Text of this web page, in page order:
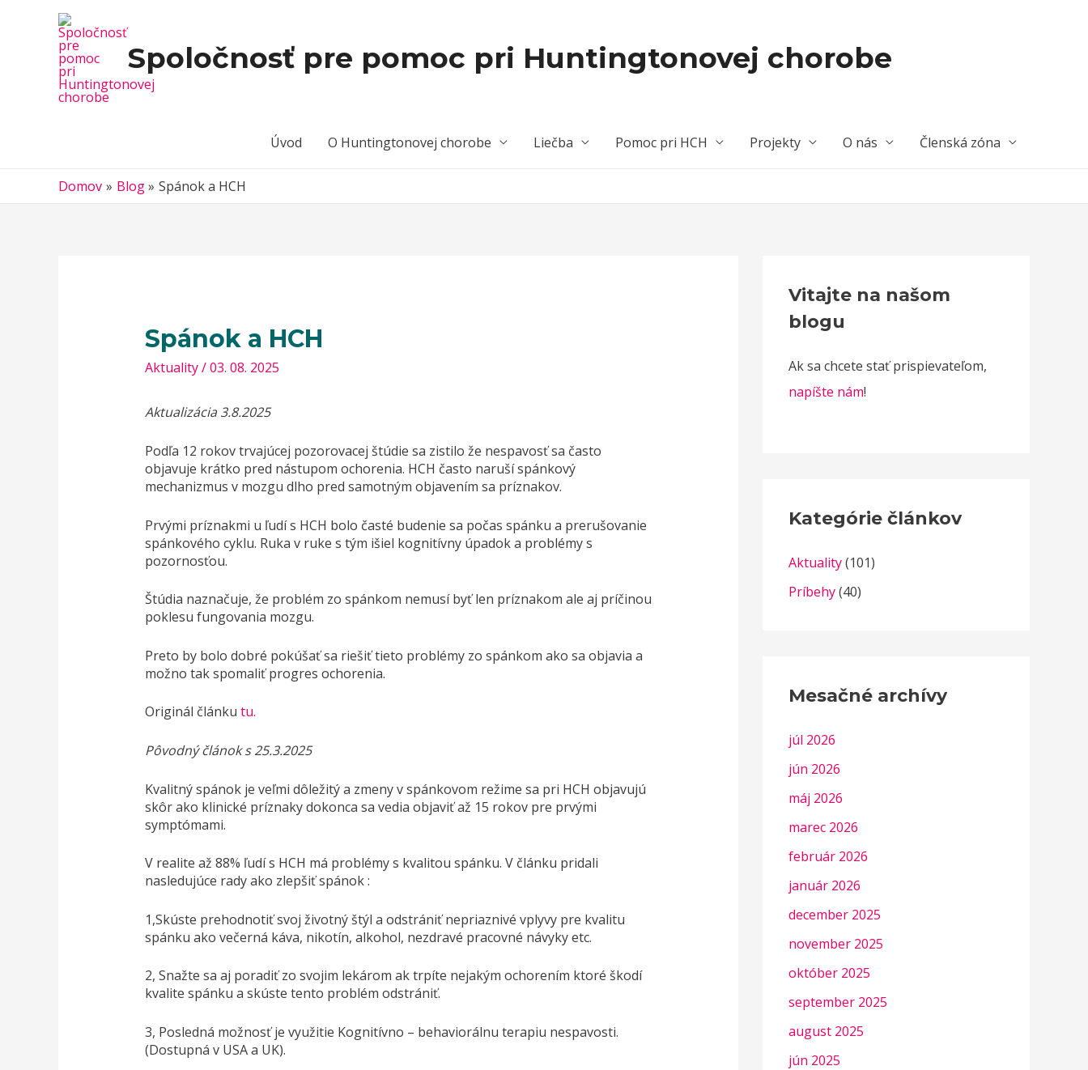
Spoločnosť pre pomoc pri Huntingtonovej chorobe
Úvod O Huntingtonovej chorobe Liečba Pomoc pri HCH Projekty O nás Členská zóna
Domov Blog Spánok a HCH
Spánok a HCH
Aktuality/03. 08. 2025
Aktualizácia 3.8.2025
Podľa 12 rokov trvajúcej pozorovacej štúdie sa zistilo že nespavosť sa často
objavuje krátko pred nástupom ochorenia. HCH často naruší spánkový
mechanizmus v mozgu dlho pred samotným objavením sa príznakov.
Prvými príznakmi u ľudí s HCH bolo časté budenie sa počas spánku a prerušovanie
spánkového cyklu. Ruka v ruke s tým išiel kognitívny úpadok a problémy s
pozornosťou.
Štúdia naznačuje, že problém zo spánkom nemusí byť len príznakom ale aj príčinou
poklesu fungovania mozgu.
Preto by bolo dobré pokúšať sa riešiť tieto problémy zo spánkom ako sa objavia a
možno tak spomaliť progres ochorenia.
Originál článku tu.
Pôvodný článok s 25.3.2025
Kvalitný spánok je veľmi dôležitý a zmeny v spánkovom režime sa pri HCH objavujú
skôr ako klinické príznaky dokonca sa vedia objaviť až 15 rokov pre prvými
symptómami.
V realite až 88% ľudí s HCH má problémy s kvalitou spánku. V článku pridali
nasledujúce rady ako zlepšiť spánok :
1,Skúste prehodnotiť svoj životný štýl a odstrániť nepriaznivé vplyvy pre kvalitu
spánku ako večerná káva, nikotín, alkohol, nezdravé pracovné návyky etc.
2, Snažte sa aj poradiť zo svojim lekárom ak trpíte nejakým ochorením ktoré škodí
kvalite spánku a skúste tento problém odstrániť.
3, Posledná možnosť je využitie Kognitívno – behaviorálnu terapiu nespavosti.
(Dostupná v USA a UK).
Vitajte na našom
blogu
Ak sa chcete stať prispievateľom,
napíšte nám!
Kategórie článkov
Aktuality(101)
Príbehy(40)
Mesačné archívy
júl 2026
jún 2026
máj 2026
marec 2026
február 2026
január 2026
december 2025
november 2025
október 2025
september 2025
august 2025
jún 2025